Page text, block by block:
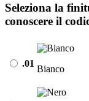
Seleziona la
conoscere il
.01
Bianco